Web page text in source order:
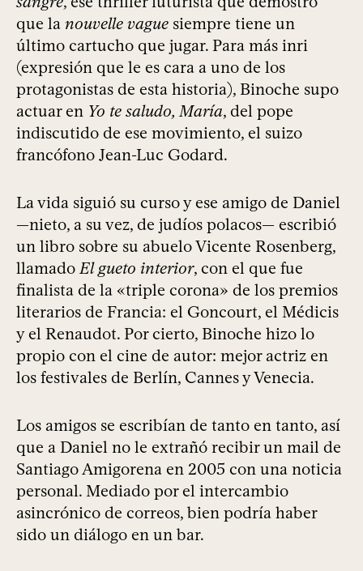
que la nouvelle vague siempre tiene un
último cartucho que jugar. Para más inri
(expresión que le es cara a uno de los
protagonistas de esta historia), Binoche supo
actuar en Yo te saludo, María, del pope
indiscutido de ese movimiento, el suizo
francófono Jean-Luc Godard.
La vida siguió su curso y ese amigo de Daniel
—nieto, a su vez, de judíos polacos— escribió
un libro sobre su abuelo Vicente Rosenberg,
llamado El gueto interior, con el que fue
finalista de la «triple corona» de los premios
literarios de Francia: el Goncourt, el Médicis
y el Renaudot. Por cierto, Binoche hizo lo
propio con el cine de autor: mejor actriz en
los festivales de Berlín, Cannes y Venecia.
Los amigos se escribían de tanto en tanto, así
que a Daniel no le extrañó recibir un mail de
Santiago Amigorena en 2005 con una noticia
personal. Mediado por el intercambio
asincrónico de correos, bien podría haber
sido un diálogo en un bar.